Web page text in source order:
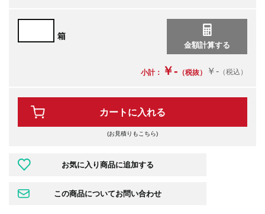
箱
小計： ￥- （税抜） ￥- （税込）
カートに入れる
(お見積りもこちら)